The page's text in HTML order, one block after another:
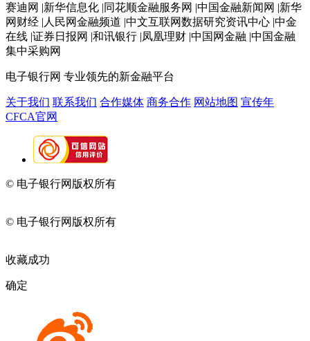
赛迪网 |新华信息化 |同花顺金融服务网 |中国金融新闻网 |新华
网财经 |人民网金融频道 |中文互联网数据研究资讯中心 |中金
在线 |证券日报网 |和讯银行 |凤凰理财 |中国网金融 |中国金融
集中采购网
电子银行网 专业领先的新金融平台
关于我们 联系我们 合作媒体 商务合作 网站地图 宣传年
CFCA官网
© 电子银行网版权所有
© 电子银行网版权所有
收藏成功
确定